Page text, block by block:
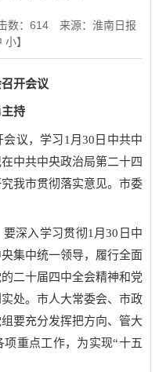
数： 614
来源：淮南日报
小】
开会议
持
议，学习1月30日中共中
中共中央政治局第二十四
我市贯彻落实意见。市委
深入学习贯彻1月30日中
集中统一领导，履行全面
二十届四中全会精神和党
处。市人大常委会、市政
要充分发挥把方向、管大
重点工作，为实现“十五